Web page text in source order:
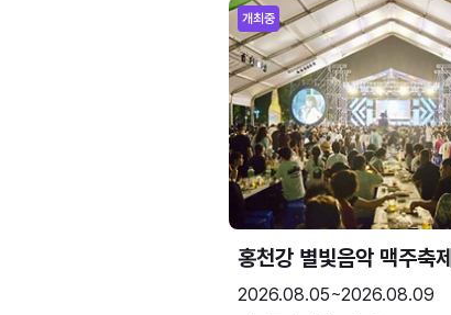
개최중
홍천강 별빛음악 맥주축제
2026.08.05~2026.08.09